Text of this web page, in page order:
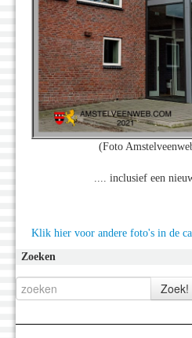
(Foto
.... inclusief een
Klik hier voor andere foto's in de
Zoeken